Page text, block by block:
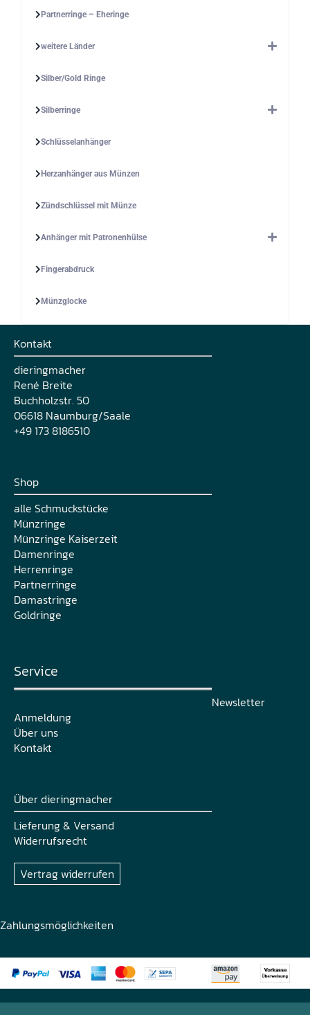
Partnerringe – Eheringe
weitere Länder
Silber/Gold Ringe
Silberringe
Schlüsselanhänger
Herzanhänger aus Münzen
Zündschlüssel mit Münze
Anhänger mit Patronenhülse
Fingerabdruck
Münzglocke
Kontakt
dieringmacher
René Breite
Buchholzstr. 50
06618 Naumburg/Saale
+49 173 8186510
Shop
alle Schmuckstücke
Münzringe
Münzringe Kaiserzeit
Damenringe
Herrenringe
Partnerringe
Damastringe
Goldringe
Service
Newsletter
Anmeldung
Über uns
Kontakt
Über dieringmacher
Lieferung & Versand
Widerrufsrecht
Vertrag widerrufen
Zahlungsmöglichkeiten